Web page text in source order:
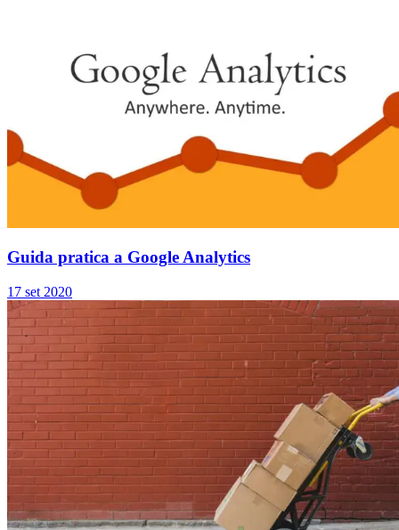
Guida pratica a Google Analytics
17 set 2020